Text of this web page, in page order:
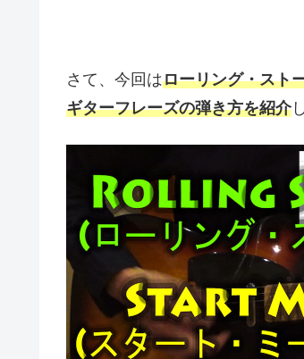
さて、今回はローリング・スト
ギターフレーズの弾き方を紹介